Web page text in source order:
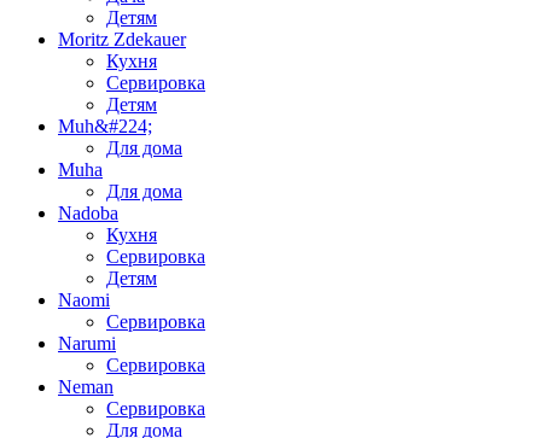
Детям
Moritz Zdekauer
Кухня
Сервировка
Детям
Muh&#224;
Для дома
Muha
Для дома
Nadoba
Кухня
Сервировка
Детям
Naomi
Сервировка
Narumi
Сервировка
Neman
Сервировка
Для дома